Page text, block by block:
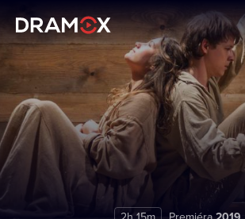
Dárkové poukazy
Registrujte se